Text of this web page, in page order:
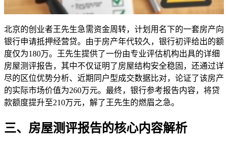
北京的创业者王先生急需资金周转，计划用名下的一套房产向
银行申请抵押经营贷。由于房产年代较久，银行初评给出的额
度仅为180万。王先生提供了一份由专业评估机构出具的详细
房屋测评报告，其中不仅证明了房屋结构安全稳固，还通过详
尽的区位优势分析、近期同户型成交数据比对，论证了该房产
的实际市场价值为260万元。最终，银行参考报告内容，将贷
款额度提升至210万元，解了王先生的燃眉之急。
三、房屋测评报告的核心内容解析